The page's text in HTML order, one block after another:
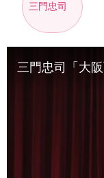
三門忠司
三門忠司「大